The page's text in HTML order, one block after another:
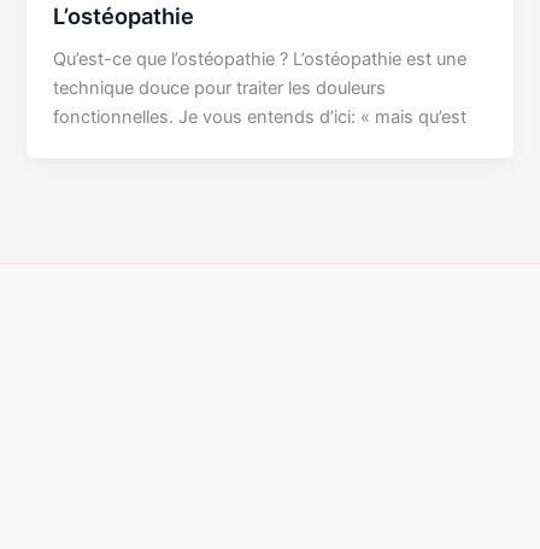
L’ostéopathie
Qu’est-ce que l’ostéopathie ? L’ostéopathie est une
technique douce pour traiter les douleurs
fonctionnelles. Je vous entends d’ici: « mais qu’est